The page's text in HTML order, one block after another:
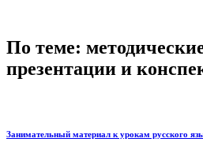
По теме:
презентации и
Занимательный материал к урокам русского